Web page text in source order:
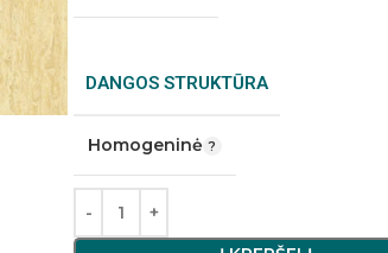
DANGOS STRUKTŪRA
Homogeninė